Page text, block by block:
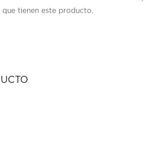
que tienen este producto.